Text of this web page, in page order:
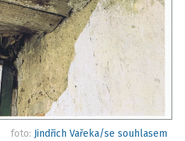
foto: Jindřich Vařeka/se souhlasem